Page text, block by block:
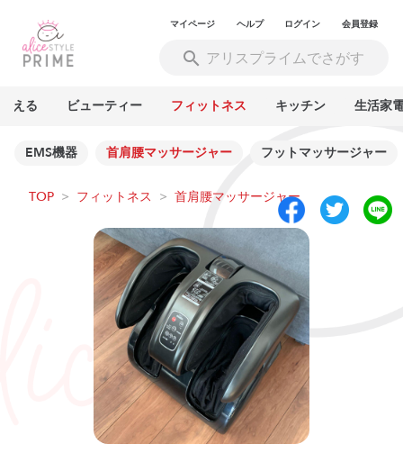
マイページ ヘルプ ログイン 会員登録
える ビューティー フィットネス キッチン 生活家
EMS機器 首肩腰マッサージャー フットマッサージャー
TOP > フィットネス > 首肩腰マッサージャー